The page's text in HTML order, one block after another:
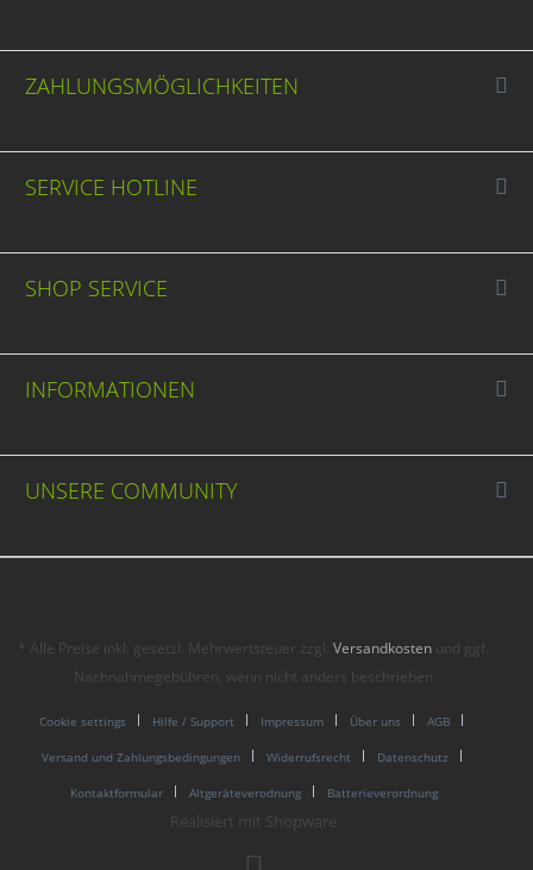
ZAHLUNGSMÖGLICHKEITEN
SERVICE HOTLINE
SHOP SERVICE
INFORMATIONEN
UNSERE COMMUNITY
* Alle Preise inkl. gesetzl. Mehrwertsteuer zzgl.Versandkosten und ggf.
Nachnahmegebühren, wenn nicht anders beschrieben
Cookie settings Hilfe / Support Impressum Über uns AGB
Versand und Zahlungsbedingungen Widerrufsrecht Datenschutz
Kontaktformular Altgeräteverodnung Batterieverordnung
Realisiert mit Shopware